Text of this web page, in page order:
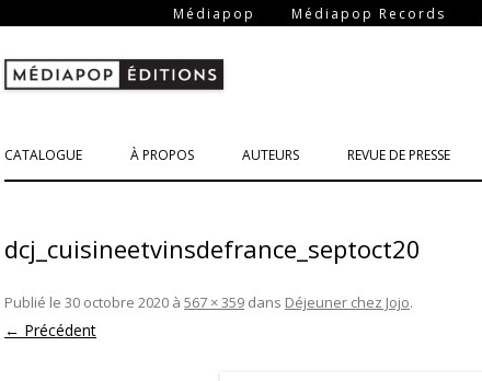
Médiapop Médiapop Records
CATALOGUE À PROPOS AUTEURS REVUE DE PRESSE
dcj_cuisineetvinsdefrance_septoct20
Publié le 30 octobre 2020 à 567 × 359 dans Déjeuner chez Jojo.
← Précédent